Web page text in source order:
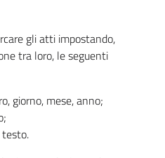
gli atti impostando,
tra loro, le seguenti
giorno, mese, anno;